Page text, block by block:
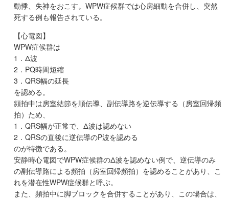
動悸、失神をおこす。WPW症候群では心房細動を合併し、突然
死する例も報告されている。
【心電図】
WPW症候群は
1．Δ波
2．PQ時間短縮
3．QRS幅の延長
を認める。
頻拍中は房室結節を順伝導、副伝導路を逆伝導する（房室回帰頻
拍）ため、
1．QRS幅が正常で、Δ波は認めない
2．QRSの直後に逆伝導のP波を認める
のが特徴である。
安静時心電図でWPW症候群のΔ波を認めない例で、逆伝導のみ
の副伝導路による頻拍（房室回帰頻拍）を認めることがあり、こ
れを潜在性WPW症候群と呼ぶ。
また、頻拍中に脚ブロックを合併することがあり、この場合は、